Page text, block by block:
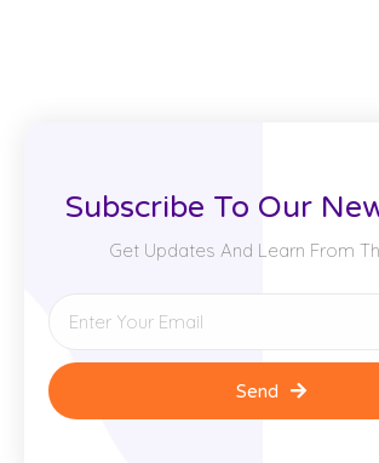
Subscribe To Our
Get Updates And Learn From
Send